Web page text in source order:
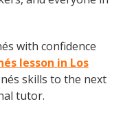
with confidence
lesson in Los
skills to the next
tutor.